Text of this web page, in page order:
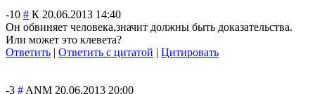
-10 # К 20.06.2013 14:40
Он обвиняет человека,значит должны быть доказательства.
Или может это клевета?
Ответить | Ответить с цитатой | Цитировать
-3 # ANM 20.06.2013 20:00